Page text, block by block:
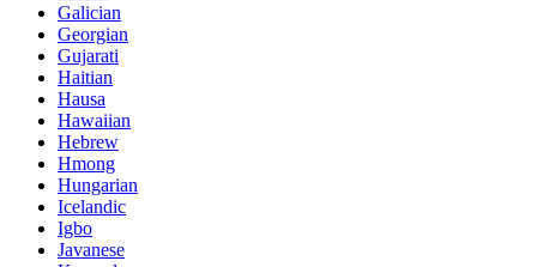
Galician
Georgian
Gujarati
Haitian
Hausa
Hawaiian
Hebrew
Hmong
Hungarian
Icelandic
Igbo
Javanese